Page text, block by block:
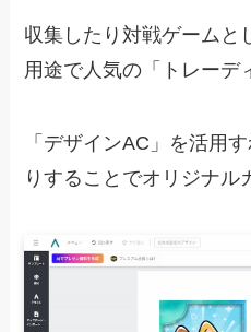
収集したり対戦ゲームと
用途で人気の「トレーデ
「デザインAC」を活用
りすることでオリジナル